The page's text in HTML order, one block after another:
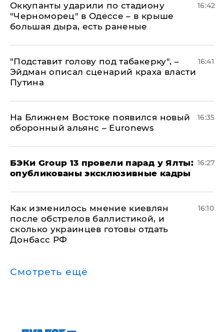
Оккупанты ударили по стадиону
"Черноморец" в Одессе – в крыше
большая дыра, есть раненые
16:42
​"Подставит голову под табакерку", –
Эйдман описал сценарий краха власти
Путина
16:41
На Ближнем Востоке появился новый
оборонный альянс – Euronews
16:35
​БЭКи Group 13 провели парад у Ялты:
опубликованы эксклюзивные кадры
16:27
Как изменилось мнение киевлян
после обстрелов баллистикой, и
сколько украинцев готовы отдать
Донбасс РФ
16:10
Смотреть ещё